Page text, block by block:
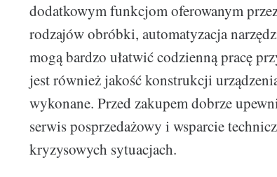
dodatkowym funkcjom oferowanym
rodzajów obróbki, automatyzacja
mogą bardzo ułatwić codzienną pracę
jest również jakość konstrukcji
wykonane. Przed zakupem dobrze
serwis posprzedażowy i wsparcie
kryzysowych sytuacjach.